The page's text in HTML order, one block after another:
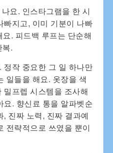
요. 인스타그램을 한 시
빠지고, 이미 기분이 나빠
. 피드백 루프는 단순해
복.
작 중요한 그 일 하나만
일들을 해요. 옷장을 색
프렙 시스템을 조사해
. 향신료 통을 알파벳순
진짜 노력, 진짜 결과예
전략적으로 쓰였을 뿐이